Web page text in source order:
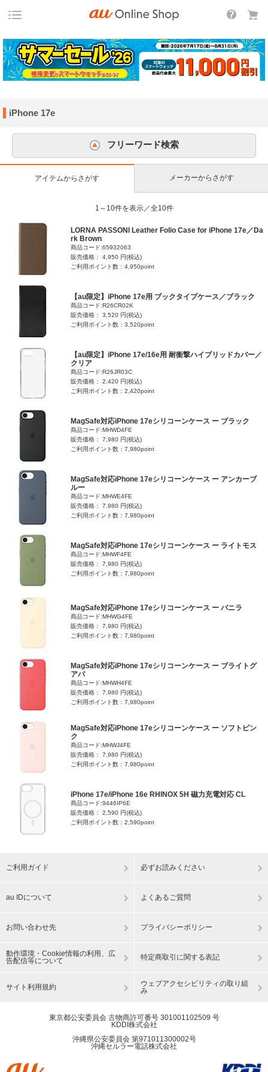
iPhone 17e
フリーワード検索
アイテムからさがす メーカーからさがす
1～10件を表示／全10件
LORNA PASSONI Leather Folio Case for iPhone 17e／Da
rk Brown
商品コード:65932063
販売価格： 4,950 円(税込)
ご利用ポイント数：4,950point
【au限定】iPhone 17e用 ブックタイプケース／ブラック
商品コード:R26CR02K
販売価格： 3,520 円(税込)
ご利用ポイント数：3,520point
【au限定】iPhone 17e/16e用 耐衝撃ハイブリッドカバー／
クリア
商品コード:R26JR03C
販売価格： 2,420 円(税込)
ご利用ポイント数：2,420point
MagSafe対応iPhone 17eシリコーンケース ー ブラック
商品コード:MHWD4FE
販売価格： 7,980 円(税込)
ご利用ポイント数：7,980point
MagSafe対応iPhone 17eシリコーンケース ー アンカーブ
ルー
商品コード:MHWE4FE
販売価格： 7,980 円(税込)
ご利用ポイント数：7,980point
MagSafe対応iPhone 17eシリコーンケース ー ライトモス
商品コード:MHWF4FE
販売価格： 7,980 円(税込)
ご利用ポイント数：7,980point
MagSafe対応iPhone 17eシリコーンケース ー バニラ
商品コード:MHWG4FE
販売価格： 7,980 円(税込)
ご利用ポイント数：7,980point
MagSafe対応iPhone 17eシリコーンケース ー ブライトグ
アバ
商品コード:MHWH4FE
販売価格： 7,980 円(税込)
ご利用ポイント数：7,980point
MagSafe対応iPhone 17eシリコーンケース ー ソフトピン
ク
商品コード:MHWJ4FE
販売価格： 7,980 円(税込)
ご利用ポイント数：7,980point
iPhone 17e/iPhone 16e RHINOX 5H 磁力充電対応 CL
商品コード:9446IP6E
販売価格： 2,590 円(税込)
ご利用ポイント数：2,590point
ご利用ガイド 必ずお読みください
au IDについて よくあるご質問
お問い合わせ先 プライバシーポリシー
動作環境・Cookie情報の利用、広
告配信等について
特定商取引に関する表記
サイト利用規約
ウェブアクセシビリティの取り組
み
東京都公安委員会 古物商許可番号 301001102509 号
KDDI株式会社
沖縄県公安委員会 第971011300002号
沖縄セルラー電話株式会社